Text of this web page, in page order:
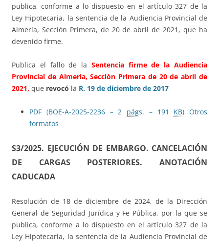
publica, conforme a lo dispuesto en el artículo 327 de la
Ley Hipotecaria, la sentencia de la Audiencia Provincial de
Almería, Sección Primera, de 20 de abril de 2021, que ha
devenido firme.
Publica el fallo de la Sentencia firme de la Audiencia
Provincial de Almería, Sección Primera de 20 de abril de
2021, que revocó la R. 19 de diciembre de 2017
PDF (BOE-A-2025-2236 – 2 págs. – 191 KB) Otros
formatos
S3/2025. EJECUCIÓN DE EMBARGO. CANCELACIÓN
DE CARGAS POSTERIORES. ANOTACIÓN
CADUCADA
Resolución de 18 de diciembre de 2024, de la Dirección
General de Seguridad Jurídica y Fe Pública, por la que se
publica, conforme a lo dispuesto en el artículo 327 de la
Ley Hipotecaria, la sentencia de la Audiencia Provincial de